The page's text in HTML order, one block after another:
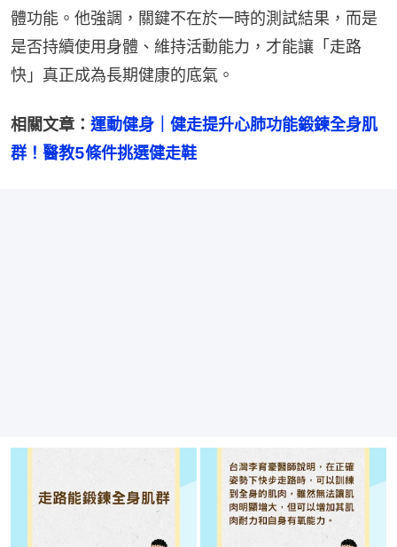
體功能。他強調，關鍵不在於一時的測試結果，而是
是否持續使用身體、維持活動能力，才能讓「走路
快」真正成為長期健康的底氣。
相關文章： 運動健身｜健走提升心肺功能鍛鍊全身肌
群！醫教5條件挑選健走鞋